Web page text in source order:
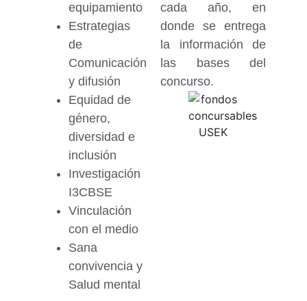
equipamiento
Estrategias
de
Comunicación
y difusión
Equidad de
género,
diversidad e
inclusión
Investigación
I3CBSE
Vinculación
con el medio
Sana
convivencia y
Salud mental
cada año, en
donde se entrega
la información de
las bases del
concurso.